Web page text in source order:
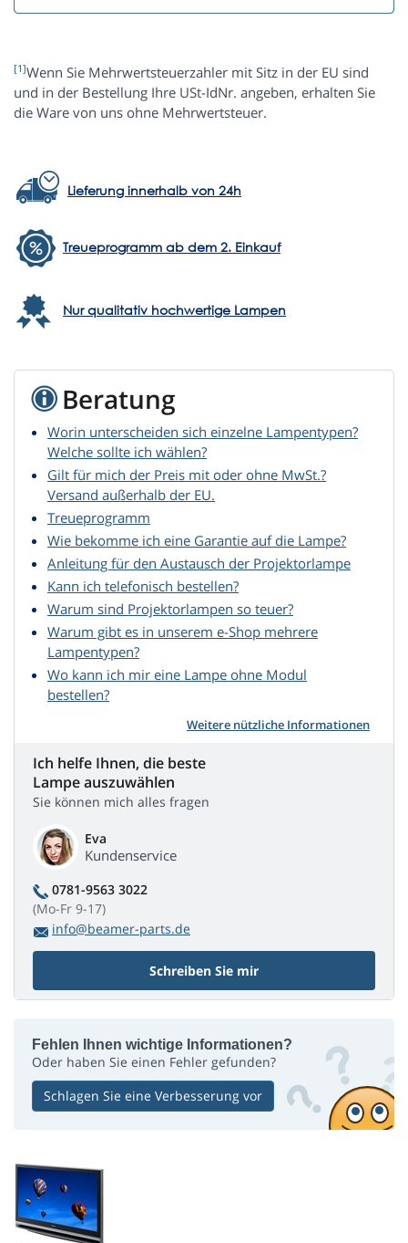
[1]Wenn Sie Mehrwertsteuerzahler mit Sitz in der EU sind
und in der Bestellung Ihre USt-IdNr. angeben, erhalten Sie
die Ware von uns ohne Mehrwertsteuer.
Lieferung innerhalb von 24h
Treueprogramm ab dem 2. Einkauf
Nur qualitativ hochwertige Lampen
Beratung
Worin unterscheiden sich einzelne Lampentypen?
Welche sollte ich wählen?
Gilt für mich der Preis mit oder ohne MwSt.?
Versand außerhalb der EU.
Treueprogramm
Wie bekomme ich eine Garantie auf die Lampe?
Anleitung für den Austausch der Projektorlampe
Kann ich telefonisch bestellen?
Warum sind Projektorlampen so teuer?
Warum gibt es in unserem e-Shop mehrere
Lampentypen?
Wo kann ich mir eine Lampe ohne Modul
bestellen?
Weitere nützliche Informationen
Ich helfe Ihnen, die beste
Lampe auszuwählen
Sie können mich alles fragen
Eva
Kundenservice
0781-9563 3022
(Mo-Fr 9-17)
info@beamer-parts.de
Schreiben Sie mir
Fehlen Ihnen wichtige Informationen?
Oder haben Sie einen Fehler gefunden?
Schlagen Sie eine Verbesserung vor